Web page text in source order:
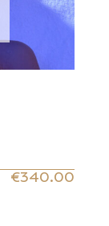
€340.00